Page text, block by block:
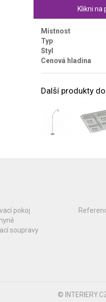
Klikni na
Místnost
Typ
Styl
Cenová hladina
Další produkty
pokoj
soupravy
©